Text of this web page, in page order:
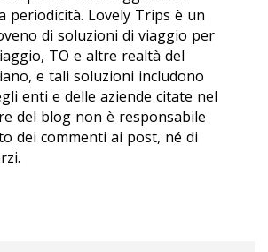
periodicità. Lovely Trips è un
di soluzioni di viaggio per
TO e altre realtà del
e tali soluzioni includono
enti e delle aziende citate nel
del blog non è responsabile
dei commenti ai post, né di